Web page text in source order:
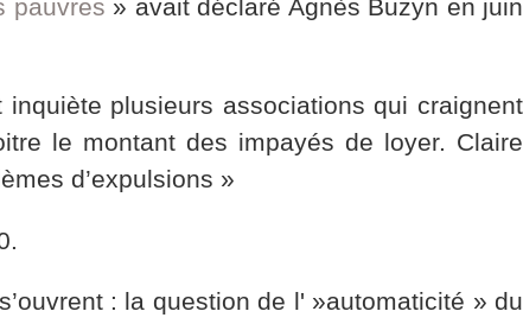
pauvres » avait déclaré Agnès Buzyn en juin
inquiète plusieurs associations qui craignent
le montant des impayés de loyer. Claire
d’expulsions »
: la question de l' »automaticité » du